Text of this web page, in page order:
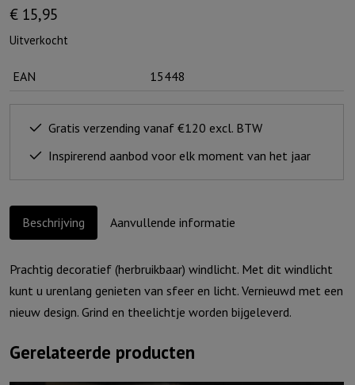
€ 15,95
Uitverkocht
EAN 15448
Gratis verzending vanaf €120 excl. BTW
Inspirerend aanbod voor elk moment van het jaar
Beschrijving Aanvullende informatie
Prachtig decoratief (herbruikbaar) windlicht. Met dit windlicht
kunt u urenlang genieten van sfeer en licht. Vernieuwd met een
nieuw design. Grind en theelichtje worden bijgeleverd.
Gerelateerde producten